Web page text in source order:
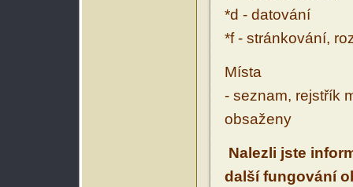
*d - datování
*f - stránkování,
Místa
- seznam, rejstřík
obsaženy
Nalezli jste
další fungování